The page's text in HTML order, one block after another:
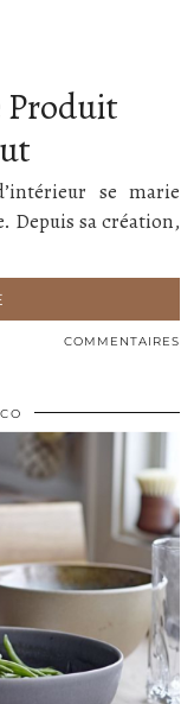
Produit
se marie
Depuis sa création,
COMMENTAIRES